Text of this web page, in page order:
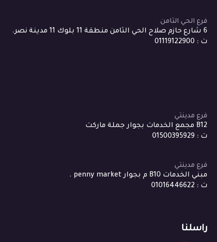
فرع الحي الثامن
6 شارع حازم صلاح الحي الثامن منطقة 11 بلوك 11 مدينة نصر.
ت : 01119122900
فرع مدينتي
B12 مجمع الخدمات بجوار جملة ماركت
ت : 01500395929
فرع مدينتي
مبني الخدمات B10 م بجوار penny market .
ت : 01016446622
راسلنا